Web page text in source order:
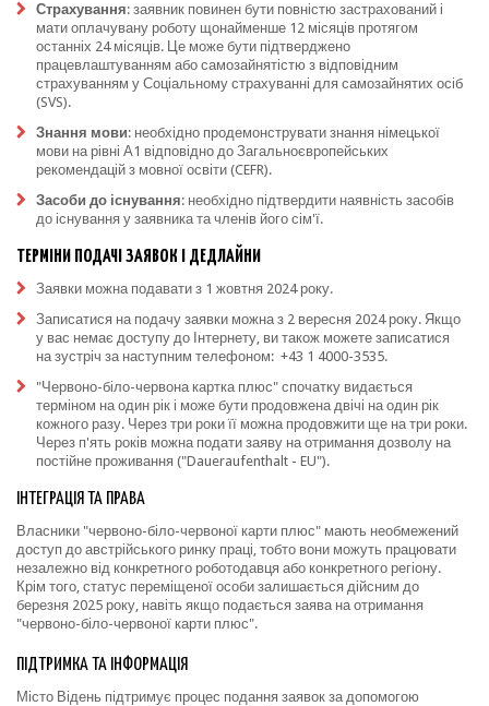
Страхування: заявник повинен бути повністю застрахований і
мати оплачувану роботу щонайменше 12 місяців протягом
останніх 24 місяців. Це може бути підтверджено
працевлаштуванням або самозайнятістю з відповідним
страхуванням у Соціальному страхуванні для самозайнятих осіб
(SVS).
Знання мови: необхідно продемонструвати знання німецької
мови на рівні А1 відповідно до Загальноєвропейських
рекомендацій з мовної освіти (CEFR).
Засоби до існування: необхідно підтвердити наявність засобів
до існування у заявника та членів його сім'ї.
ТЕРМІНИ ПОДАЧІ ЗАЯВОК І ДЕДЛАЙНИ
Заявки можна подавати з 1 жовтня 2024 року.
Записатися на подачу заявки можна з 2 вересня 2024 року. Якщо
у вас немає доступу до Інтернету, ви також можете записатися
на зустріч за наступним телефоном: +43 1 4000-3535.
"Червоно-біло-червона картка плюс" спочатку видається
терміном на один рік і може бути продовжена двічі на один рік
кожного разу. Через три роки її можна продовжити ще на три роки.
Через п'ять років можна подати заяву на отримання дозволу на
постійне проживання ("Daueraufenthalt - EU").
ІНТЕГРАЦІЯ ТА ПРАВА
Власники "червоно-біло-червоної карти плюс" мають необмежений
доступ до австрійського ринку праці, тобто вони можуть працювати
незалежно від конкретного роботодавця або конкретного регіону.
Крім того, статус переміщеної особи залишається дійсним до
березня 2025 року, навіть якщо подається заява на отримання
"червоно-біло-червоної карти плюс".
ПІДТРИМКА ТА ІНФОРМАЦІЯ
Місто Відень підтримує процес подання заявок за допомогою